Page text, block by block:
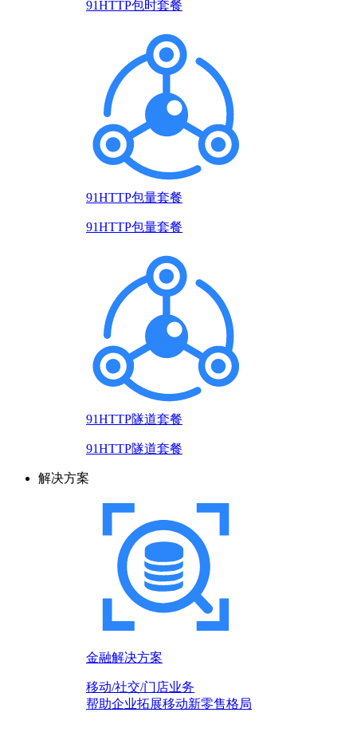
91HTTP包时套餐
91HTTP包量套餐
91HTTP包量套餐
91HTTP隧道套餐
91HTTP隧道套餐
解决方案
金融解决方案
移动/社交/门店业务
帮助企业拓展移动新零售格局